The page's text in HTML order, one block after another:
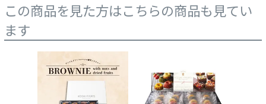
この商品を見た方はこちらの商品も見てい
ます